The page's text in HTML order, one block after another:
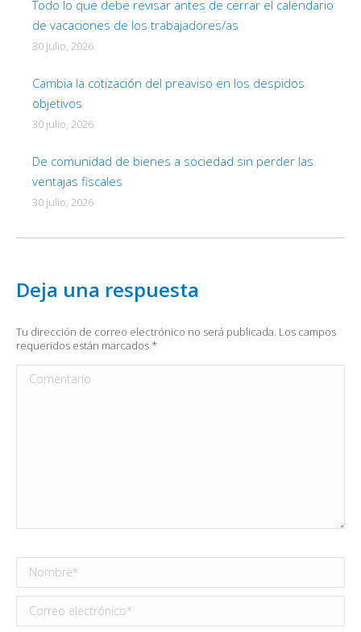
Todo lo que debe revisar antes de cerrar el calendario
de vacaciones de los trabajadores/as
30 julio, 2026
Cambia la cotización del preaviso en los despidos
objetivos
30 julio, 2026
De comunidad de bienes a sociedad sin perder las
ventajas fiscales
30 julio, 2026
Deja una respuesta
Tu dirección de correo electrónico no será publicada. Los campos
requeridos están marcados*
Comentario
Nombre *
Correo electrónico *